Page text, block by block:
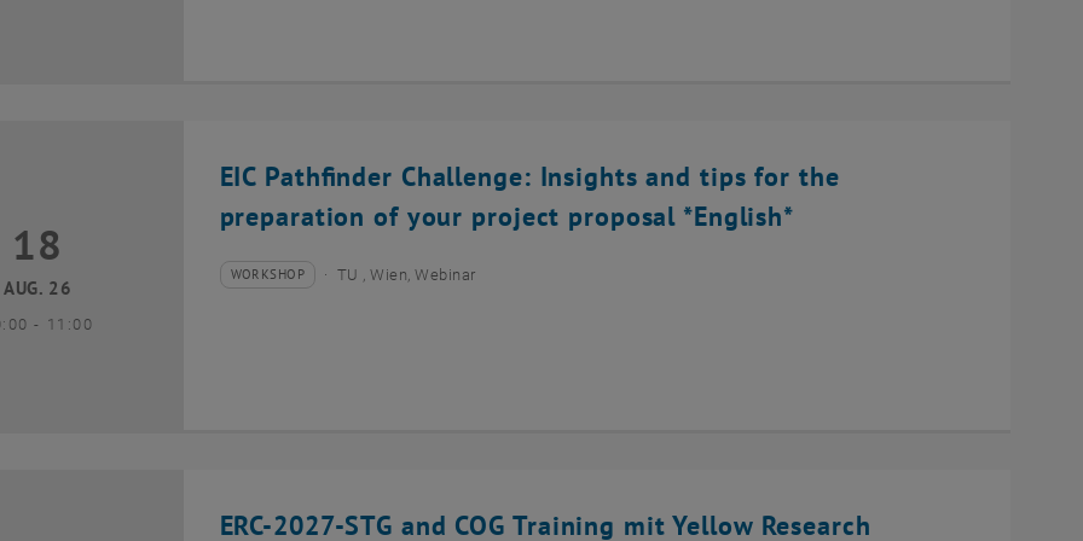
EIC Pathfinder Challenge: Insights and tips for the
preparation of your project proposal *English*
August 2026
18
AUG. 26
- bis
11:00
Veranstaltungstyp:
WORKSHOP
Veranstaltungsort:TU , Wien, Webinar
ERC-2027-STG and COG Training mit Yellow Research